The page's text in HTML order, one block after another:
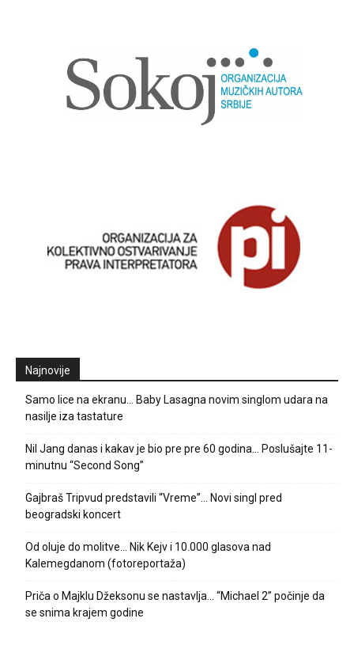
Najnovije
Samo lice na ekranu… Baby Lasagna novim singlom udara na
nasilje iza tastature
Nil Jang danas i kakav je bio pre pre 60 godina… Poslušajte 11-
minutnu “Second Song”
Gajbraš Tripvud predstavili “Vreme”… Novi singl pred
beogradski koncert
Od oluje do molitve… Nik Kejv i 10.000 glasova nad
Kalemegdanom (fotoreportaža)
Priča o Majklu Džeksonu se nastavlja… “Michael 2” počinje da
se snima krajem godine